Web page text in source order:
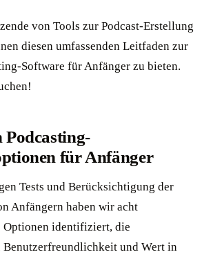
von Tools zur Podcast-Erstellung
diesen umfassenden Leitfaden zur
Software für Anfänger zu bieten.
Podcasting-
für Anfänger
Tests und Berücksichtigung der
Anfängern haben wir acht
Optionen identifiziert, die
und Wert in